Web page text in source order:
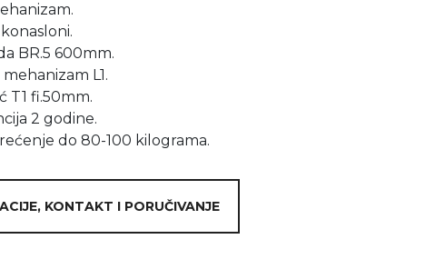
BR.5 600mm.
mehanizam L1.
T1 fi.50mm.
2 godine.
do 80-100 kilograma.
KONTAKT I PORUČIVANJE